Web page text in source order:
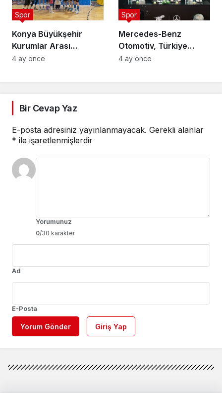
Konya Büyükşehir
Kurumlar Arası
Voleybol Turnuvası
Spor
4 ay önce
Mercedes-Benz
Otomotiv, Türkiye
Tenis Federasyonu’nun
Spor
4 ay önce
Bir Cevap Yaz
E-posta adresiniz yayınlanmayacak. Gerekli alanlar
* ile işaretlenmişlerdir
Yorumunuz
0/30 karakter
Ad
E-Posta
Yorum Gönder Giriş Yap